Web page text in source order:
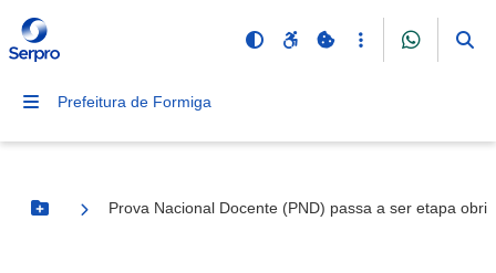
Prefeitura de Formiga
Botão Menu
Prova Nacional Docente (PND) passa a ser etapa